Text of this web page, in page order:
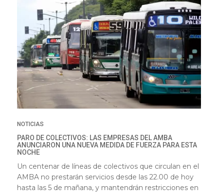
NOTICIAS
PARO DE COLECTIVOS: LAS EMPRESAS DEL AMBA
ANUNCIARON UNA NUEVA MEDIDA DE FUERZA PARA ESTA
NOCHE
Un centenar de líneas de colectivos que circulan en el
AMBA no prestarán servicios desde las 22.00 de hoy
hasta las 5 de mañana, y mantendrán restricciones en